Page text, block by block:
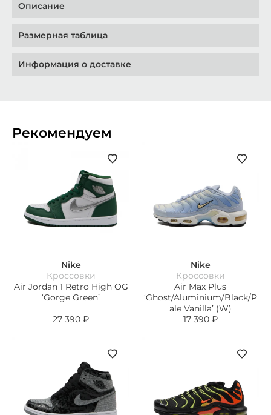
Описание
Размерная таблица
Информация о доставке
Рекомендуем
Nike
Кроссовки
Air Jordan 1 Retro High OG
‘Gorge Green’
27 390 ₽
Nike
Кроссовки
Air Max Plus
‘Ghost/Aluminium/Black/P
ale Vanilla’ (W)
17 390 ₽